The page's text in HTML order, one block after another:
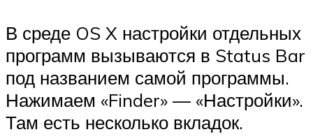
В среде OS X настройки отдельных
программ вызываются в Status Bar
под названием самой программы.
Нажимаем «Finder» — «Настройки».
Там есть несколько вкладок.